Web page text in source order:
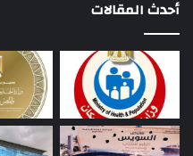
أحدث المقالات